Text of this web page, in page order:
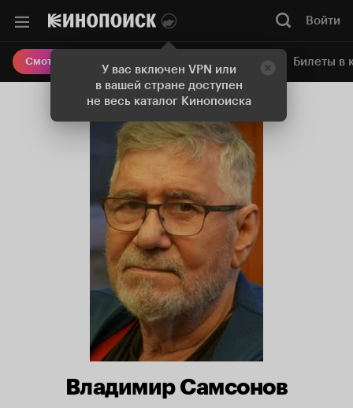
У вас включен VPN или
в вашей стране доступен
не весь каталог Кинопоиска
Войти
Смотреть кино Онлайн-кинотеатр Билеты в
Владимир Самсонов